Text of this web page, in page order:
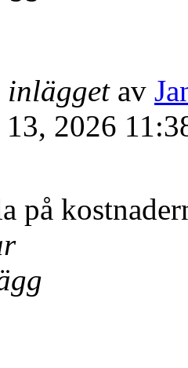
inläggetav
2026
på